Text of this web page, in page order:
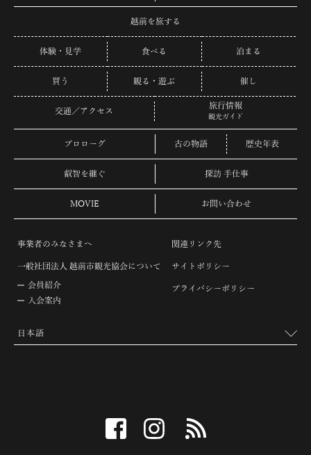
越前を旅する
体験・見学 食べる 泊まる
買う 観る・遊ぶ 催し
交通／アクセス
旅行情報
観光ガイド
プロローグ 古の物語 歴史年表
叡智を継ぐ 探訪 手仕事
MOVIE お問い合わせ
事業者のみなさまへ
一般社団法人 越前市観光協会について
会員紹介
入会案内
関連リンク先
サイトポリシー
プライバシーポリシー
facebook instagram